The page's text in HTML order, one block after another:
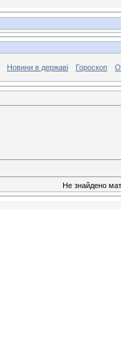
Новини в державі Гороскоп
Не знайдено